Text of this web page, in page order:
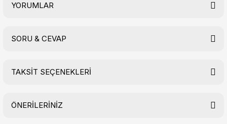
YORUMLAR
SORU & CEVAP
TAKSİT SEÇENEKLERİ
ÖNERİLERİNİZ